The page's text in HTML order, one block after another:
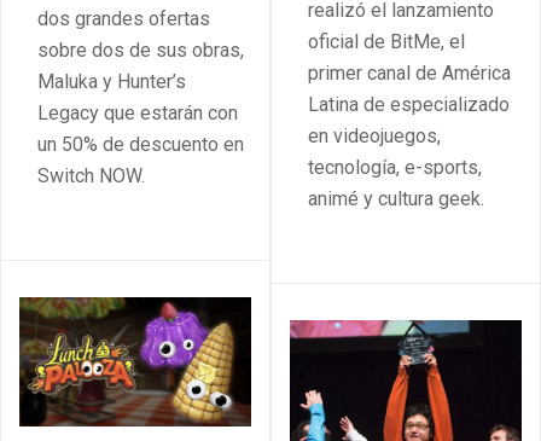
dos grandes ofertas
sobre dos de sus obras,
Maluka y Hunter’s
Legacy que estarán con
un 50% de descuento en
Switch NOW.
realizó el lanzamiento
oficial de BitMe, el
primer canal de América
Latina de especializado
en videojuegos,
tecnología, e-sports,
animé y cultura geek.